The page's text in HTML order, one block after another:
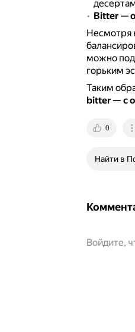
Bitter—
Несмотря
можно
горьким
Таким
bitter — с
0
Найти в
Войдите,